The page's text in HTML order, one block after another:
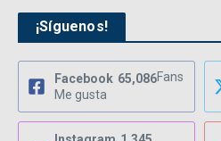
¡Síguenos!
Facebook 65,086Fans
Me gusta